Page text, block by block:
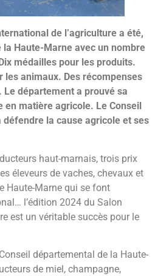
de l’agriculture a été,
Haute-Marne avec un nombre
médailles pour les produits.
les animaux. Des récompenses
département a prouvé sa
matière agricole. Le Conseil
la cause agricole et ses
haut-marnais, trois prix
éleveurs de vaches, chevaux et
Haute-Marne qui se font
l’édition 2024 du Salon
est un véritable succès pour le
départemental de la Haute-
de miel, champagne,